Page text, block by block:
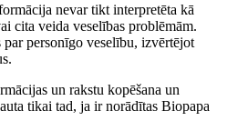
nevar tikt interpretēta kā
cita veida veselības problēmām.
personīgo veselību, izvērtējot
un rakstu kopēšana un
tikai tad, ja ir norādītas Biopapa